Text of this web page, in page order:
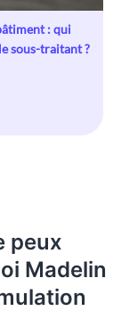
: qui
sous-traitant ?
peux
Madelin